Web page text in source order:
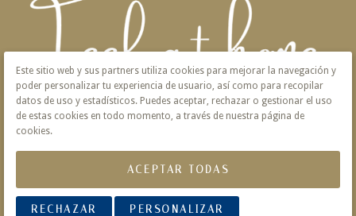
Privacidad Política de Cookies
Este sitio web y sus partners utiliza cookies para mejorar la navegación y
poder personalizar tu experiencia de usuario, así como para recopilar
datos de uso y estadísticos. Puedes aceptar, rechazar o gestionar el uso
de estas cookies en todo momento, a través de nuestra página de
cookies.
ACEPTAR TODAS
RECHAZAR PERSONALIZAR